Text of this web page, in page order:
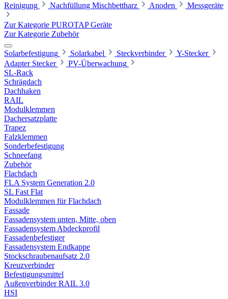
Reinigung
Nachfüllung Mischbettharz Anoden Messgeräte
Zur Kategorie PUROTAP Geräte
Zur Kategorie Zubehör
Solarbefestigung Solarkabel Steckverbinder
Y-Stecker
Adapter Stecker
PV-Überwachung
SL-Rack
Schrägdach
Dachhaken
RAIL
Modulklemmen
Dachersatzplatte
Trapez
Falzklemmen
Sonderbefestigung
Schneefang
Zubehör
Flachdach
FLA System Generation 2.0
SL Fast Flat
Modulklemmen für Flachdach
Fassade
Fassadensystem unten, Mitte, oben
Fassadensystem Abdeckprofil
Fassadenbefestiger
Fassadensystem Endkappe
Stockschrauben­aufsatz 2.0
Kreuzverbinder
Befestigungsmittel
Außenverbinder RAIL 3.0
HSI